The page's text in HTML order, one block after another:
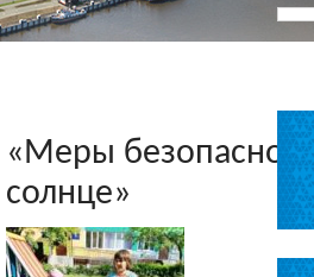
«Меры
солнце»